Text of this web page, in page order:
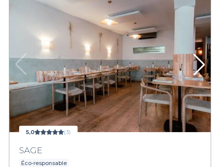
5,0 (3)
SAGE
Éco-responsable